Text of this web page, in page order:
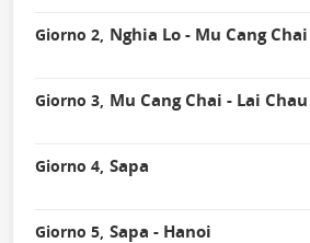
Giorno 2, Nghia Lo - Mu Cang Chai
Giorno 3, Mu Cang Chai - Lai Chau
Giorno 4, Sapa
Giorno 5, Sapa - Hanoi